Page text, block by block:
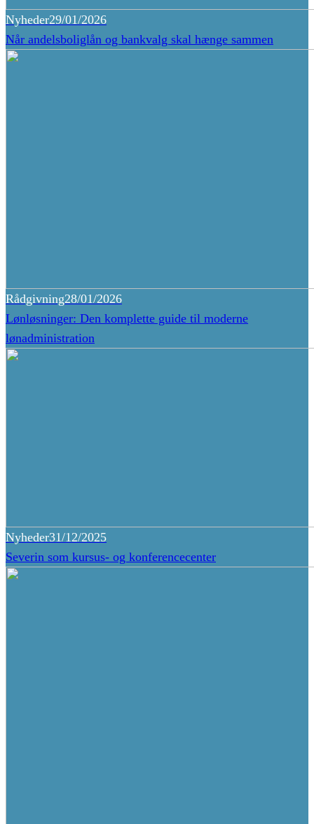
Nyheder29/01/2026
Når andelsboliglån og bankvalg skal hænge sammen
Rådgivning28/01/2026
Lønløsninger: Den komplette guide til moderne
lønadministration
Nyheder31/12/2025
Severin som kursus- og konferencecenter